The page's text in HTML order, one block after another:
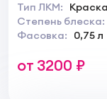
Тип ЛКМ:
Краска
Степень блеска:
Фасовка:
0,75 л
от 3200 ₽